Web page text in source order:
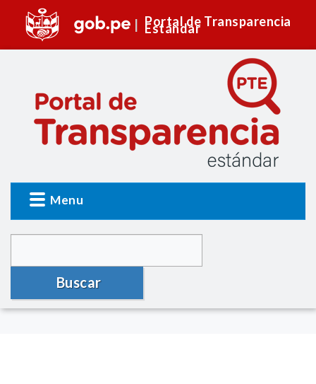
Portal de Transparencia
Estándar
Menu
Buscar